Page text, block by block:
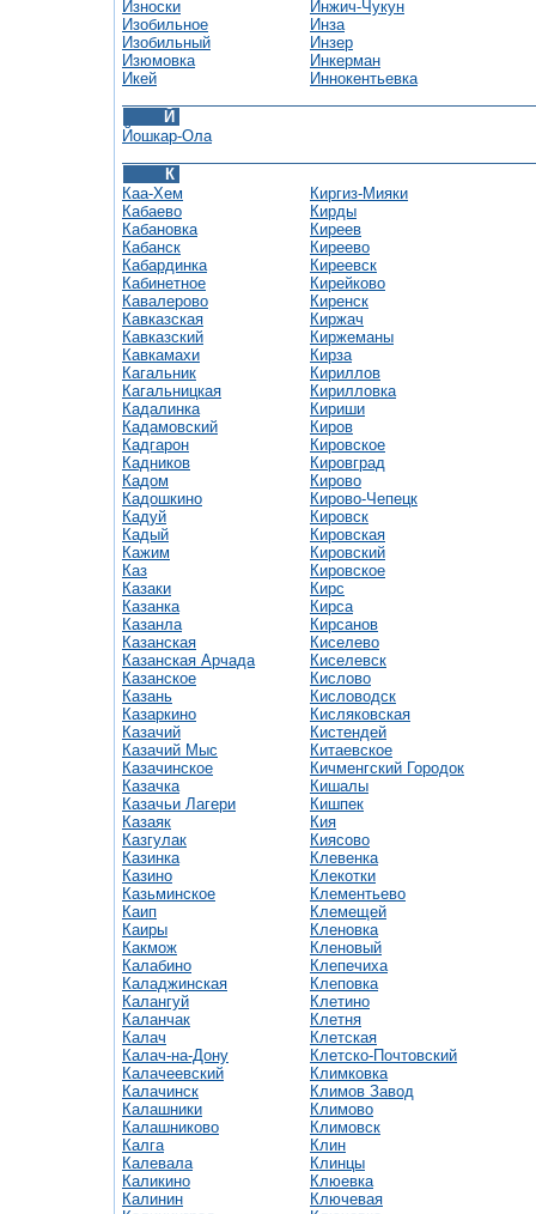
Износки
Изобильное
Изобильный
Изюмовка
Икей
Инжич-Чукун
Инза
Инзер
Инкерман
Иннокентьевка
Й
Йошкар-Ола
К
Каа-Хем
Кабаево
Кабановка
Кабанск
Кабардинка
Кабинетное
Кавалерово
Кавказская
Кавказский
Кавкамахи
Кагальник
Кагальницкая
Кадалинка
Кадамовский
Кадгарон
Кадников
Кадом
Кадошкино
Кадуй
Кадый
Кажим
Каз
Казаки
Казанка
Казанла
Казанская
Казанская Арчада
Казанское
Казань
Казаркино
Казачий
Казачий Мыс
Казачинское
Казачка
Казачьи Лагери
Казаяк
Казгулак
Казинка
Казино
Казьминское
Каип
Каиры
Какмож
Калабино
Каладжинская
Калангуй
Каланчак
Калач
Калач-на-Дону
Калачеевский
Калачинск
Калашники
Калашниково
Калга
Калевала
Каликино
Калинин
Киргиз-Мияки
Кирды
Киреев
Киреево
Киреевск
Кирейково
Киренск
Киржач
Киржеманы
Кирза
Кириллов
Кирилловка
Кириши
Киров
Кировcкое
Кировград
Кирово
Кирово-Чепецк
Кировск
Кировская
Кировский
Кировское
Кирс
Кирса
Кирсанов
Киселево
Киселевск
Кислово
Кисловодск
Кисляковская
Кистендей
Китаевское
Кичменгский Городок
Кишалы
Кишпек
Кия
Киясово
Клевенка
Клекотки
Клементьево
Клемещей
Кленовка
Кленовый
Клепечиха
Клеповка
Клетино
Клетня
Клетская
Клетско-Почтовский
Климковка
Климов Завод
Климово
Климовск
Клин
Клинцы
Клюевка
Ключевая